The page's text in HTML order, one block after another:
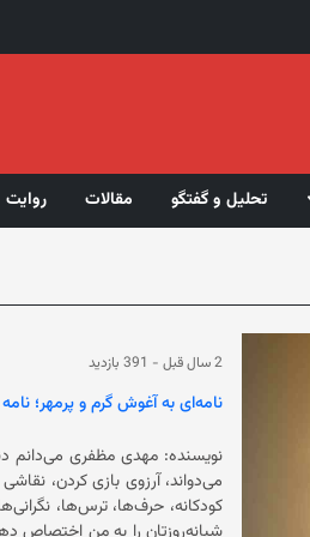
تحلیل و گفتگو مقالات روایت
2 سال قبل - 391 بازدید
نامه‌ای به آغوش گرم و پرمهر؛
نویسنده:
می‌دواند، آرزوی بازی کردن،